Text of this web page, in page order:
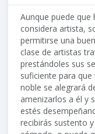
Aunque puede que
considera artista,
permitirse una
clase de artistas
prestándoles sus
suficiente para
noble se alegrará
amenizarlos a él y
estés
recibirás sustento